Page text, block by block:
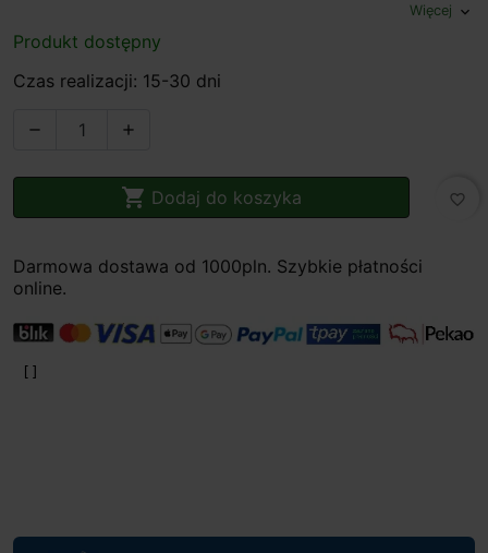
Więcej expand_more
Produkt dostępny
Czas realizacji: 15-30 dni
 
 Dodaj do koszyka favorite_border
Darmowa dostawa od 1000pln. Szybkie płatności
online.